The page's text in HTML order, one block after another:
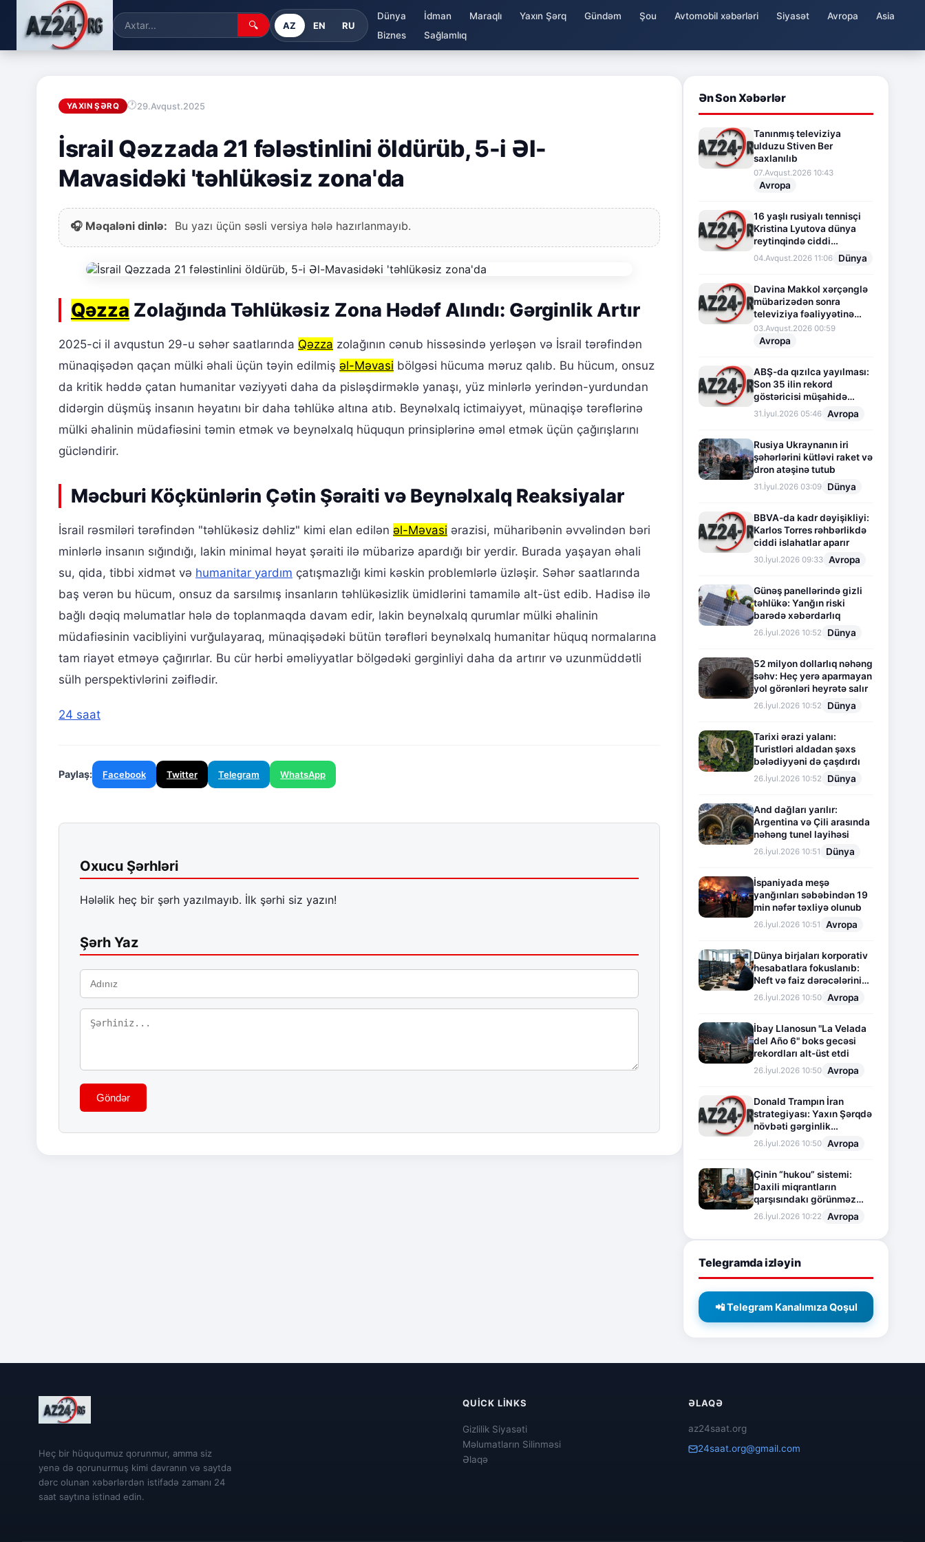
🔍 AZ EN RU
Dünya İdman Maraqlı Yaxın Şərq Gündəm Şou Avtomobil xəbərləri Siyasət Avropa
Asia
Biznes
Sağlamlıq
YAXIN ŞƏRQ 29.Avqust.2025
İsrail Qəzzada 21 fələstinlini öldürüb, 5-i Əl-
Mavasidəki 'təhlükəsiz zona'da
🎧 Məqaləni dinlə: Bu yazı üçün səsli versiya hələ hazırlanmayıb.
Qəzza Zolağında Təhlükəsiz Zona Hədəf Alındı: Gərginlik Artır
2025-ci il avqustun 29-u səhər saatlarında Qəzza zolağının cənub hissəsində yerləşən və İsrail tərəfindən
münaqişədən qaçan mülki əhali üçün təyin edilmiş əl-Məvasi bölgəsi hücuma məruz qalıb. Bu hücum, onsuz
da kritik həddə çatan humanitar vəziyyəti daha da pisləşdirməklə yanaşı, yüz minlərlə yerindən-yurdundan
didərgin düşmüş insanın həyatını bir daha təhlükə altına atıb. Beynəlxalq ictimaiyyət, münaqişə tərəflərinə
mülki əhalinin müdafiəsini təmin etmək və beynəlxalq hüququn prinsiplərinə əməl etmək üçün çağırışlarını
gücləndirir.
Məcburi Köçkünlərin Çətin Şəraiti və Beynəlxalq Reaksiyalar
İsrail rəsmiləri tərəfindən "təhlükəsiz dəhliz" kimi elan edilən əl-Məvasi ərazisi, müharibənin əvvəlindən bəri
minlərlə insanın sığındığı, lakin minimal həyat şəraiti ilə mübarizə apardığı bir yerdir. Burada yaşayan əhali
su, qida, tibbi xidmət və humanitar yardım çatışmazlığı kimi kəskin problemlərlə üzləşir. Səhər saatlarında
baş verən bu hücum, onsuz da sarsılmış insanların təhlükəsizlik ümidlərini tamamilə alt-üst edib. Hadisə ilə
bağlı dəqiq məlumatlar hələ də toplanmaqda davam edir, lakin beynəlxalq qurumlar mülki əhalinin
müdafiəsinin vacibliyini vurğulayaraq, münaqişədəki bütün tərəfləri beynəlxalq humanitar hüquq normalarına
tam riayət etməyə çağırırlar. Bu cür hərbi əməliyyatlar bölgədəki gərginliyi daha da artırır və uzunmüddətli
sülh perspektivlərini zəiflədir.
24 saat
Paylaş: Facebook Twitter Telegram WhatsApp
Oxucu Şərhləri
Hələlik heç bir şərh yazılmayıb. İlk şərhi siz yazın!
Şərh Yaz
Göndər
Ən Son Xəbərlər
Tanınmış televiziya
ulduzu Stiven Ber
saxlanılıb
07.Avqust.2026 10:43
Avropa
16 yaşlı rusiyalı tennisçi
Kristina Lyutova dünya
reytinqində ciddi
irəliləyişə imza atdı
04.Avqust.2026 11:06 Dünya
Davina Makkol xərçənglə
mübarizədən sonra
televiziya fəaliyyətinə
fasilə verir
03.Avqust.2026 00:59
Avropa
ABŞ-da qızılca yayılması:
Son 35 ilin rekord
göstəricisi müşahidə
olunur
31.İyul.2026 05:46 Avropa
Rusiya Ukraynanın iri
şəhərlərini kütləvi raket və
dron atəşinə tutub
31.İyul.2026 03:09 Dünya
BBVA-da kadr dəyişikliyi:
Karlos Torres rəhbərlikdə
ciddi islahatlar aparır
30.İyul.2026 09:33 Avropa
Günəş panellərində gizli
təhlükə: Yanğın riski
barədə xəbərdarlıq
26.İyul.2026 10:52 Dünya
52 milyon dollarlıq nəhəng
səhv: Heç yerə aparmayan
yol görənləri heyrətə salır
26.İyul.2026 10:52 Dünya
Tarixi ərazi yalanı:
Turistləri aldadan şəxs
bələdiyyəni də çaşdırdı
26.İyul.2026 10:52 Dünya
And dağları yarılır:
Argentina və Çili arasında
nəhəng tunel layihəsi
26.İyul.2026 10:51 Dünya
İspaniyada meşə
yanğınları səbəbindən 19
min nəfər təxliyə olunub
26.İyul.2026 10:51 Avropa
Dünya birjaları korporativ
hesabatlara fokuslanıb:
Neft və faiz dərəcələrinin
təsiri altında cari vəziyyət
26.İyul.2026 10:50 Avropa
İbay Llanosun "La Velada
del Año 6" boks gecəsi
rekordları alt-üst etdi
26.İyul.2026 10:50 Avropa
Donald Trampın İran
strategiyası: Yaxın Şərqdə
növbəti gərginlik
mərhələsi
26.İyul.2026 10:50 Avropa
Çinin “hukou” sistemi:
Daxili miqrantların
qarşısındakı görünməz
sədd
26.İyul.2026 10:22 Avropa
Telegramda izləyin
📲 Telegram Kanalımıza Qoşul
Heç bir hüququmuz qorunmur, amma siz
yenə də qorunurmuş kimi davranın və saytda
dərc olunan xəbərlərdən istifadə zamanı 24
saat saytına istinad edin.
QUICK LINKS
Gizlilik Siyasəti
Məlumatların Silinməsi
Əlaqə
ƏLAQƏ
az24saat.org
24saat.org@gmail.com